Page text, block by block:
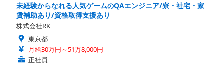
未経験からなれる人気ゲームのQAエンジニア/寮・社宅・家
賃補助あり/資格取得支援あり
株式会社RK
東京都
月給30万円～51万8,000円
正社員